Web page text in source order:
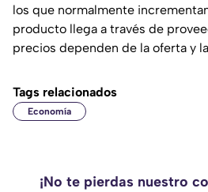
los que normalmente
producto llega a través de
precios dependen de la oferta y
Tags relacionados
Economía
¡No te pierdas nuestro